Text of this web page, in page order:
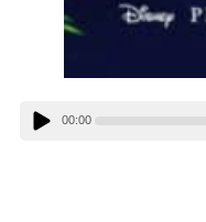
00:00